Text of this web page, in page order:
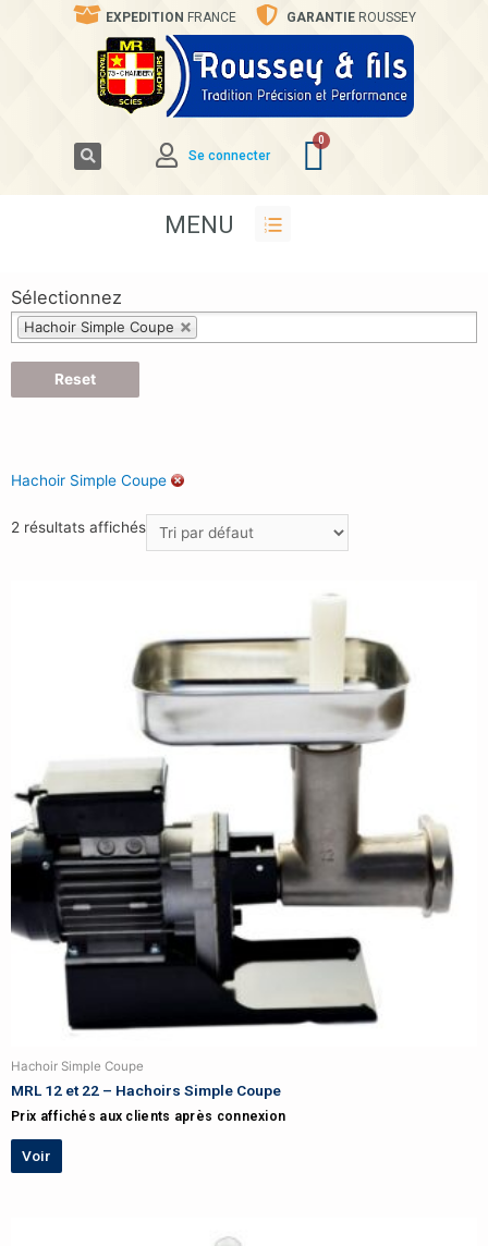
EXPEDITION FRANCE GARANTIE ROUSSEY
Se connecter
MENU
Sélectionnez
Hachoir Simple Coupe
Reset
Hachoir Simple Coupe
2 résultats affichés
Hachoir Simple Coupe
MRL 12 et 22 – Hachoirs Simple Coupe
Prix affichés aux clients après connexion
Voir